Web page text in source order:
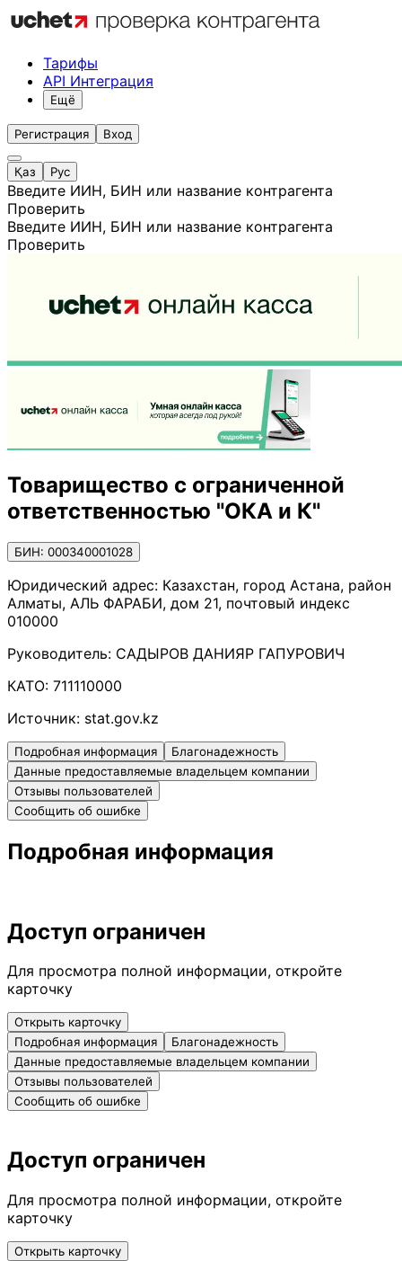
Тарифы
API Интеграция
Ещё
Регистрация Вход
Қаз Рус
Введите ИИН, БИН или название контрагента
Проверить
Введите ИИН, БИН или название контрагента
Проверить
Товарищество с ограниченной
ответственностью "ОКА и К"
БИН: 000340001028
Юридический адрес: Казахстан, город Астана, район
Алматы, АЛЬ ФАРАБИ, дом 21, почтовый индекс
010000
Руководитель: САДЫРОВ ДАНИЯР ГАПУРОВИЧ
КАТО: 711110000
Источник: stat.gov.kz
Подробная информация
Благонадежность
Данные предоставляемые владельцем компании
Отзывы пользователей
Сообщить об ошибке
Подробная информация
Доступ ограничен
Для просмотра полной информации, откройте
карточку
Открыть карточку
Подробная информация
Благонадежность
Данные предоставляемые владельцем компании
Отзывы пользователей
Сообщить об ошибке
Доступ ограничен
Для просмотра полной информации, откройте
карточку
Открыть карточку